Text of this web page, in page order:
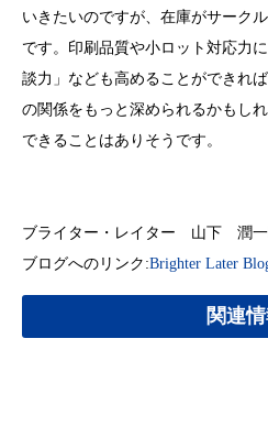
いきたいのですが、在庫がサーク
です。印刷品質や小ロット対応力
談力」なども高めることができれ
の関係をもっと深められるかもし
できることはありそうです。
ブライター・レイター 山下 潤
ブログへのリンク:Brighter Later
関連